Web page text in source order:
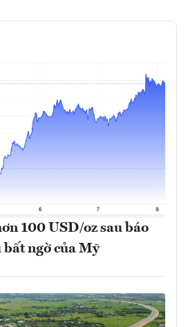
100 USD/oz sau báo
bất ngờ của Mỹ